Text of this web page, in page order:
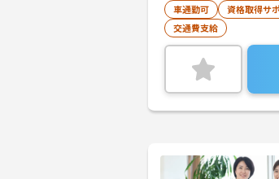
車通勤可 資格取得サ
交通費支給